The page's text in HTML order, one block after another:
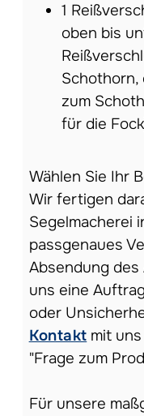
1
oben bis
zum
für die
Wählen Sie Ihr
Wir fertigen
Segelmacherei
passgenaues
Absendung
uns eine
oder
Kontakt mit
"Frage zum
Für unsere